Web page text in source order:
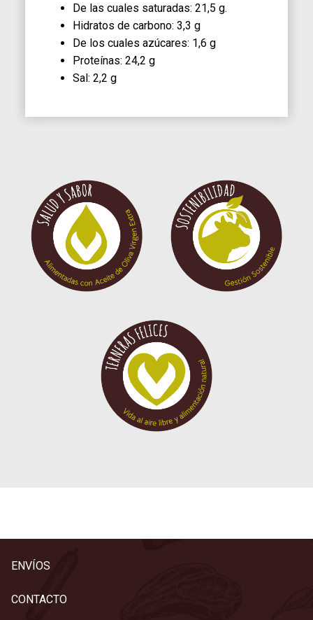
De las cuales saturadas: 21,5 g.
Hidratos de carbono: 3,3 g
De los cuales azúcares: 1,6 g
Proteínas: 24,2 g
Sal: 2,2 g
ENVÍOS
CONTACTO